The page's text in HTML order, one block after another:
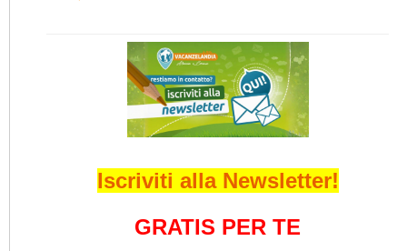
Iscriviti alla Newsletter!
GRATIS PER TE